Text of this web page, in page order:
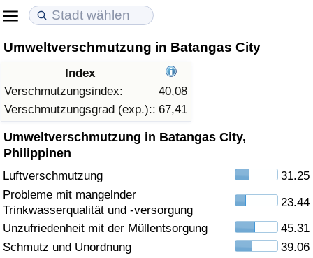
Umweltverschmutzung in Batangas City
Index
Verschmutzungsindex:
40,08
Verschmutzungsgrad (exp.):: 67,41
Umweltverschmutzung in Batangas City,
Philippinen
Luftverschmutzung
31.25
Probleme mit mangelnder
Trinkwasserqualität und -versorgung
23.44
Unzufriedenheit mit der Müllentsorgung
45.31
Schmutz und Unordnung
39.06
Lebenshaltungskosten
Lebenshaltungskosten-Index (aktuell)
Lebenshaltungskosten-Index
Lebenshaltungskosten-Index nach Land
in Akaba
Immobilienpreise
Immobilienpreis-Index (aktuell)
Immobilienpreis-Index
Immobilienpreis-Index nach Land
Lebensqualität
Lebensqualität-Index
Lebensqualität-Index (aktuell)
Lebensqualitätsindex nach Land
Kriminalität
Kriminalitäts-Index (aktuell)